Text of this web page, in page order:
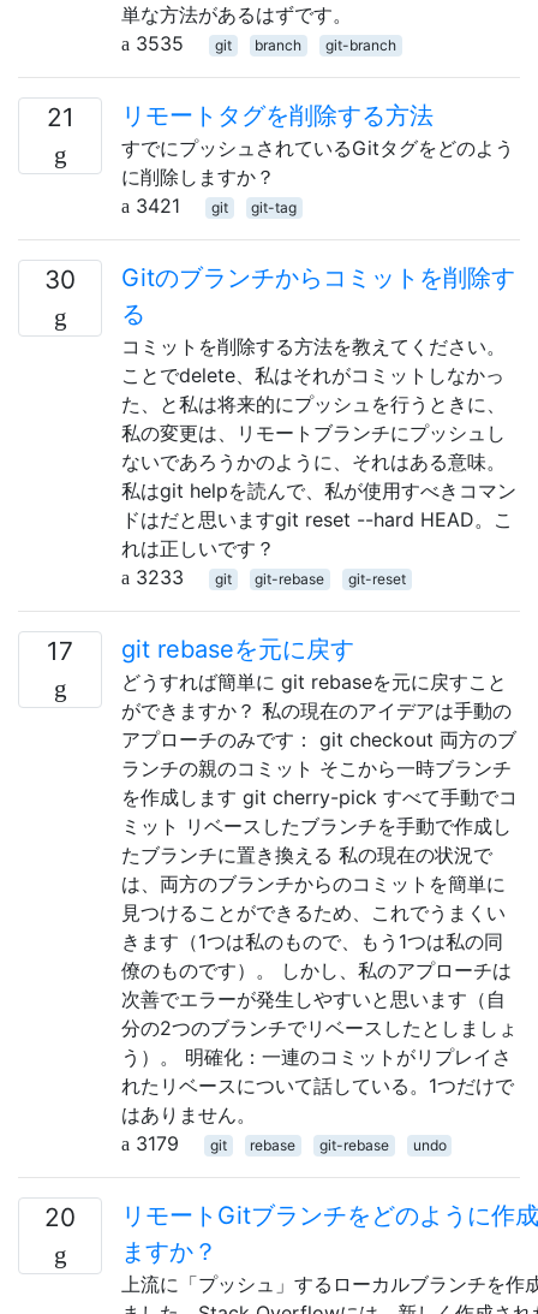
単な方法があるはずです。
3535
git branch git-branch
21 リモートタグを削除する方法
すでにプッシュされているGitタグをどのよう
に削除しますか？
3421
git git-tag
30
Gitのブランチからコミットを削除す
る
コミットを削除する方法を教えてください。
ことでdelete、私はそれがコミットしなかっ
た、と私は将来的にプッシュを行うときに、
私の変更は、リモートブランチにプッシュし
ないであろうかのように、それはある意味。
私はgit helpを読んで、私が使用すべきコマン
ドはだと思いますgit reset --hard HEAD。こ
れは正しいです？
3233
git git-rebase git-reset
17 git rebaseを元に戻す
どうすれば簡単に git rebaseを元に戻すこと
ができますか？ 私の現在のアイデアは手動の
アプローチのみです： git checkout 両方のブ
ランチの親のコミット そこから一時ブランチ
を作成します git cherry-pick すべて手動でコ
ミット リベースしたブランチを手動で作成し
たブランチに置き換える 私の現在の状況で
は、両方のブランチからのコミットを簡単に
見つけることができるため、これでうまくい
きます（1つは私のもので、もう1つは私の同
僚のものです）。 しかし、私のアプローチは
次善でエラーが発生しやすいと思います（自
分の2つのブランチでリベースしたとしましょ
う）。 明確化：一連のコミットがリプレイさ
れたリベースについて話している。1つだけで
はありません。
3179
git rebase git-rebase undo
20
リモートGitブランチをどのように作
ますか？
上流に「プッシュ」するローカルブランチを作